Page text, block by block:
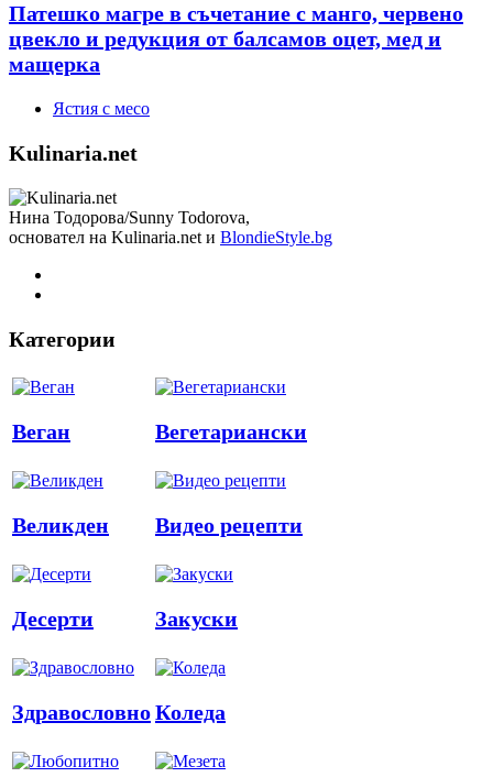
Патешко магре в съчетание с манго, червено
цвекло и редукция от балсамов оцет, мед и
мащерка
Ястия с месо
Kulinaria.net
Нина Тодорова/Sunny Todorova,
основател на Kulinaria.net и BlondieStyle.bg
Категории
Веган Вегетариански
Великден Видео рецепти
Десерти Закуски
ЗдравословноКоледа